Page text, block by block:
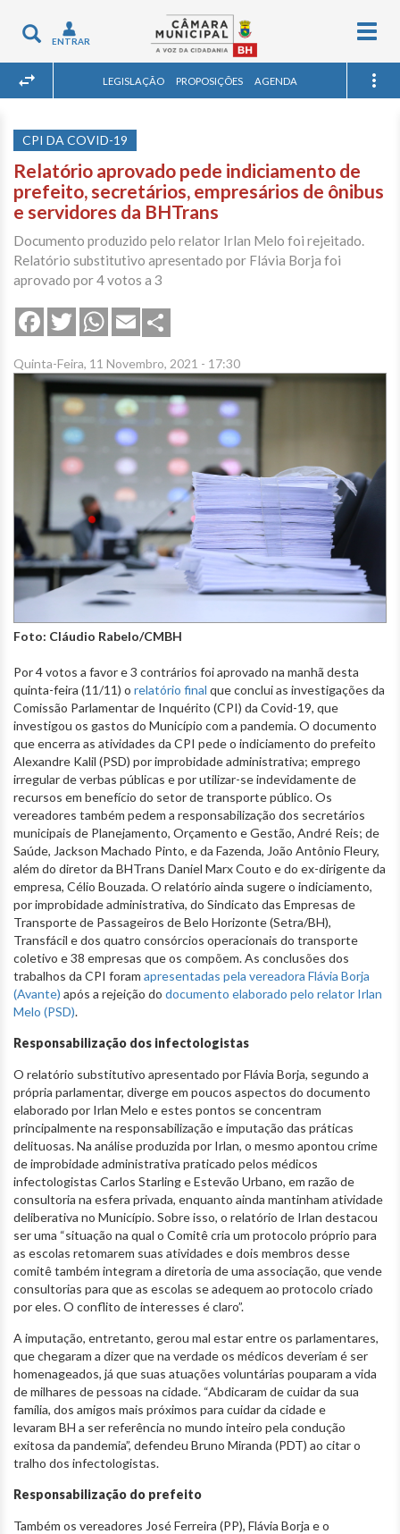
Toggle
navigation
ENTRAR
LEGISLAÇÃO PROPOSIÇÕES AGENDA
CPI DA COVID-19
Relatório aprovado pede indiciamento de
prefeito, secretários, empresários de ônibus
e servidores da BHTrans
Documento produzido pelo relator Irlan Melo foi rejeitado.
Relatório substitutivo apresentado por Flávia Borja foi
aprovado por 4 votos a 3
FacebookTwitterWhatsApp
Email
Quinta-Feira, 11 Novembro, 2021 - 17:30
Foto: Cláudio Rabelo/CMBH
Por 4 votos a favor e 3 contrários foi aprovado na manhã desta
quinta-feira (11/11) o relatório final que conclui as investigações da
Comissão Parlamentar de Inquérito (CPI) da Covid-19, que
investigou os gastos do Município com a pandemia. O documento
que encerra as atividades da CPI pede o indiciamento do prefeito
Alexandre Kalil (PSD) por improbidade administrativa; emprego
irregular de verbas públicas e por utilizar-se indevidamente de
recursos em benefício do setor de transporte público. Os
vereadores também pedem a responsabilização dos secretários
municipais de Planejamento, Orçamento e Gestão, André Reis; de
Saúde, Jackson Machado Pinto, e da Fazenda, João Antônio Fleury,
além do diretor da BHTrans Daniel Marx Couto e do ex-dirigente da
empresa, Célio Bouzada. O relatório ainda sugere o indiciamento,
por improbidade administrativa, do Sindicato das Empresas de
Transporte de Passageiros de Belo Horizonte (Setra/BH),
Transfácil e dos quatro consórcios operacionais do transporte
coletivo e 38 empresas que os compõem. As conclusões dos
trabalhos da CPI foram apresentadas pela vereadora Flávia Borja
(Avante) após a rejeição do documento elaborado pelo relator Irlan
Melo (PSD).
Responsabilização dos infectologistas
O relatório substitutivo apresentado por Flávia Borja, segundo a
própria parlamentar, diverge em poucos aspectos do documento
elaborado por Irlan Melo e estes pontos se concentram
principalmente na responsabilização e imputação das práticas
delituosas. Na análise produzida por Irlan, o mesmo apontou crime
de improbidade administrativa praticado pelos médicos
infectologistas Carlos Starling e Estevão Urbano, em razão de
consultoria na esfera privada, enquanto ainda mantinham atividade
deliberativa no Município. Sobre isso, o relatório de Irlan destacou
ser uma “situação na qual o Comitê cria um protocolo próprio para
as escolas retomarem suas atividades e dois membros desse
comitê também integram a diretoria de uma associação, que vende
consultorias para que as escolas se adequem ao protocolo criado
por eles. O conflito de interesses é claro”.
A imputação, entretanto, gerou mal estar entre os parlamentares,
que chegaram a dizer que na verdade os médicos deveriam é ser
homenageados, já que suas atuações voluntárias pouparam a vida
de milhares de pessoas na cidade. “Abdicaram de cuidar da sua
família, dos amigos mais próximos para cuidar da cidade e
levaram BH a ser referência no mundo inteiro pela condução
exitosa da pandemia”, defendeu Bruno Miranda (PDT) ao citar o
tralho dos infectologistas.
Responsabilização do prefeito
Também os vereadores José Ferreira (PP), Flávia Borja e o